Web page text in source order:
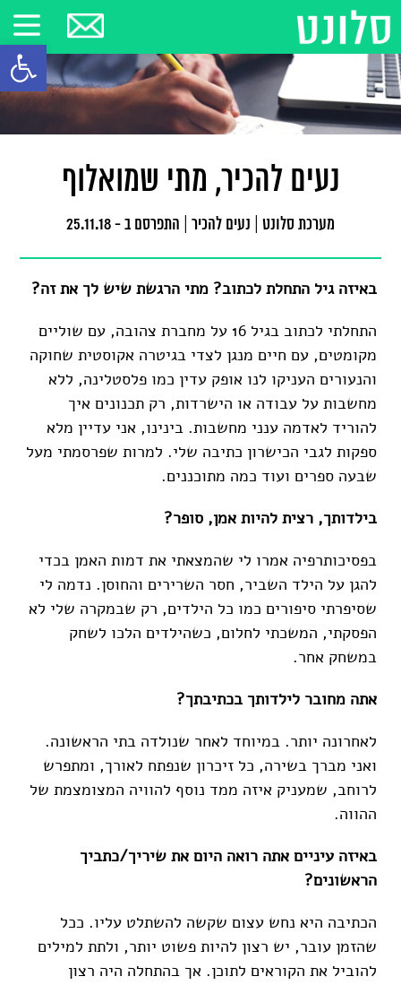
פתח
נעים להכיר, מתי שמואלוף
מערכת סלונט נעים להכיר התפרסם ב - 25.11.18
באיזה גיל התחלת לכתוב? מתי הרגשת שיש לך את זה?
התחלתי לכתוב בגיל 16 על מחברת צהובה, עם שוליים
מקומטים, עם חיים מנגן לצדי בגיטרה אקוסטית שחוקה
והנעורים העניקו לנו אופק עדין כמו פלסטלינה, ללא
מחשבות על עבודה או הישרדות, רק תכנונים איך
להוריד לאדמה ענני מחשבות. בינינו, אני עדיין מלא
ספקות לגבי הכישרון כתיבה שלי. למרות שפרסמתי מעל
שבעה ספרים ועוד כמה מתוכננים.
בילדותך, רצית להיות אמן, סופר?
בפסיכותרפיה אמרו לי שהמצאתי את דמות האמן בכדי
להגן על הילד השביר, חסר השרירים והחוסן. נדמה לי
שסיפרתי סיפורים כמו כל הילדים, רק שבמקרה שלי לא
הפסקתי, המשכתי לחלום, כשהילדים הלכו לשחק
במשחק אחר.
אתה מחובר לילדותך בכתיבתך?
לאחרונה יותר. במיוחד לאחר שנולדה בתי הראשונה.
ואני מברך בשירה, כל זיכרון שנפתח לאורך, ומתפרש
לרוחב, שמעניק איזה ממד נוסף להוויה המצומצמת של
ההווה.
באיזה עיניים אתה רואה היום את שיריך/כתביך
הראשונים?
הכתיבה היא נחש עצום שקשה להשתלט עליו. ככל
שהזמן עובר, יש רצון להיות פשוט יותר, ולתת למילים
להוביל את הקוראים לתוכן. אך בהתחלה היה רצון